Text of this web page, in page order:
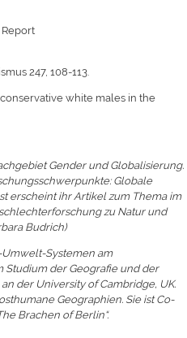
247, 108-113.
white males in the
Gender und Globalisierung.
Globale
erscheint ihr Artikel zum Thema im
zu Natur und
Budrich)
Systemen am
Studium der Geografie und der
der University of Cambridge, UK.
Geographien. Sie ist Co-
Brachen of Berlin“.